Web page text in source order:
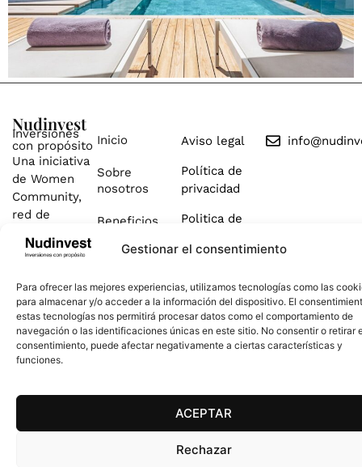
Gestionar el consentimiento
Para ofrecer las mejores experiencias, utilizamos tecnologías como las
para almacenar y/o acceder a la información del dispositivo. El
estas tecnologías nos permitirá procesar datos como el comportamiento de
navegación o las identificaciones únicas en este sitio. No consentir o retirar
consentimiento, puede afectar negativamente a ciertas características y
funciones.
ACEPTAR
Rechazar
Nudinvest
Inversiones
con propósito
Una iniciativa
de Women
Community,
red de
financiera
español.
Inicio
Sobre
nosotros
Beneficios
Cómo
Testimonios
Aviso legal
Política de
privacidad
Politica de